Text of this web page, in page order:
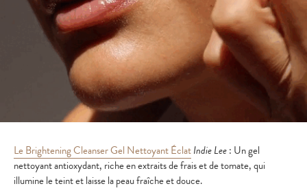
Le Brightening Cleanser Gel Nettoyant ÉclatIndie Lee: Un gel
nettoyant antioxydant, riche en extraits de frais et de tomate, qui
illumine le teint et laisse la peau fraîche et douce.